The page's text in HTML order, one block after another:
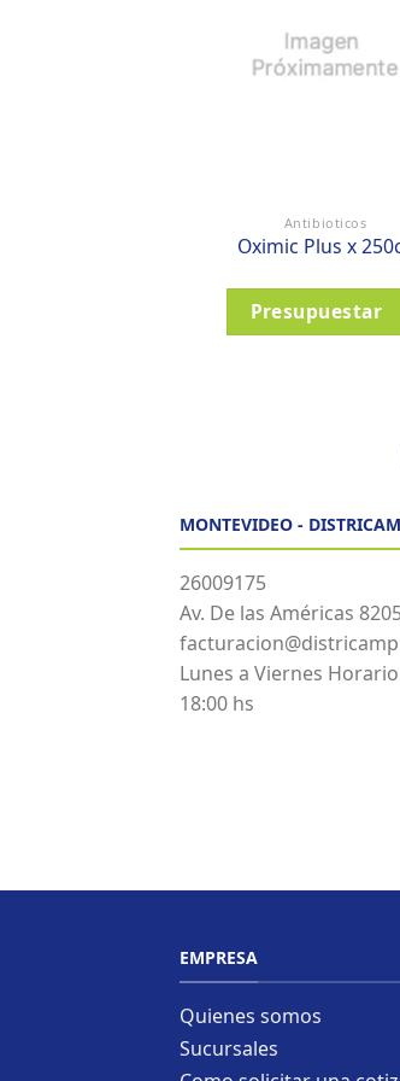
Antibioticos
Oximic Plus x
Presupuestar
MONTEVIDEO -
26009175
Av. De las Américas
Lunes a Viernes
18:00 hs
EMPRESA
Quienes somos
Sucursales